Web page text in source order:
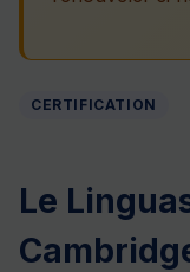
CERTIFICATION
Le